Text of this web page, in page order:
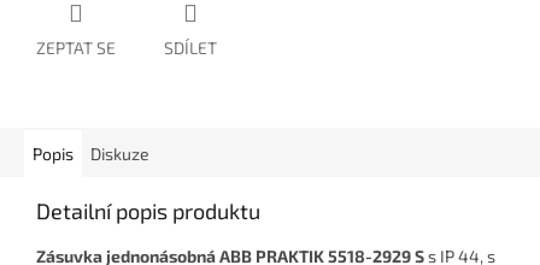
ZEPTAT SE SDÍLET
Popis Diskuze
Detailní popis produktu
Zásuvka jednonásobná ABB PRAKTIK 5518-2929 Ss IP 44, s